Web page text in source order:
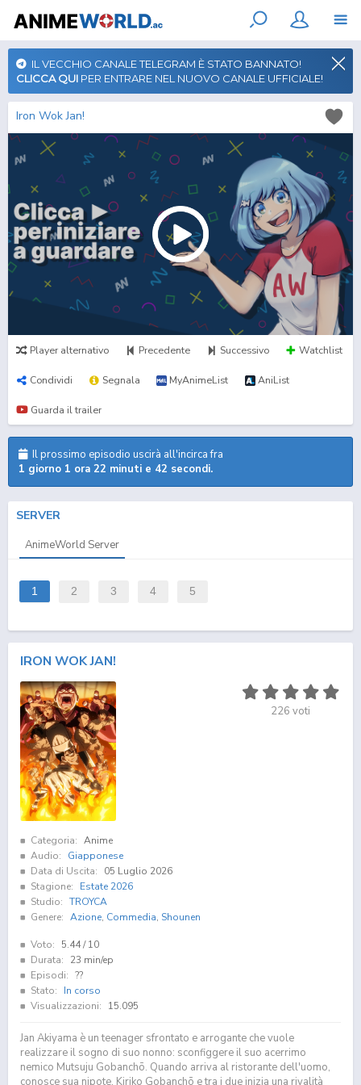
IL VECCHIO CANALE TELEGRAM È STATO BANNATO!
CLICCA QUI PER ENTRARE NEL NUOVO CANALE UFFICIALE!
Iron Wok Jan!
Player alternativo Precedente Successivo Watchlist
Condividi Segnala MyAnimeList AniList
Guarda il trailer
Il prossimo episodio uscirà all'incirca fra
1 giorno 1 ora 22 minuti e 42 secondi.
SERVER
AnimeWorld Server
1 2 3 4 5
IRON WOK JAN!
226 voti
Categoria: Anime
Audio:
Giapponese
Data di Uscita:
05 Luglio 2026
Stagione:
Estate 2026
Studio: TROYCA
Genere: Azione, Commedia, Shounen
Voto: 5.44/ 10
Durata:
23 min/ep
Episodi: ??
Stato:
In corso
Visualizzazioni:
15.095
Jan Akiyama è un teenager sfrontato e arrogante che vuole
realizzare il sogno di suo nonno: sconfiggere il suo acerrimo
nemico Mutsuju Gobanchō. Quando arriva al ristorante dell'uomo,
conosce sua nipote, Kiriko Gobanchō e tra i due inizia una rivalità